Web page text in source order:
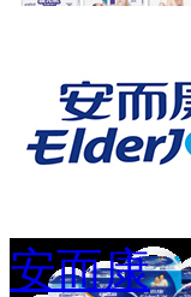
安而康